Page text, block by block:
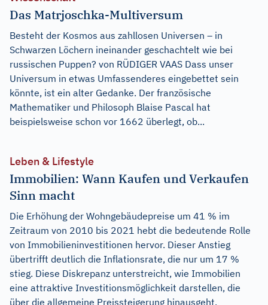
Das Matrjoschka-Multiversum
Besteht der Kosmos aus zahllosen Universen – in
Schwarzen Löchern ineinander geschachtelt wie bei
russischen Puppen? von RÜDIGER VAAS Dass unser
Universum in etwas Umfassenderes eingebettet sein
könnte, ist ein alter Gedanke. Der französische
Mathematiker und Philosoph Blaise Pascal hat
beispielsweise schon vor 1662 überlegt, ob...
Leben & Lifestyle
Immobilien: Wann Kaufen und Verkaufen
Sinn macht
Die Erhöhung der Wohngebäudepreise um 41 % im
Zeitraum von 2010 bis 2021 hebt die bedeutende Rolle
von Immobilieninvestitionen hervor. Dieser Anstieg
übertrifft deutlich die Inflationsrate, die nur um 17 %
stieg. Diese Diskrepanz unterstreicht, wie Immobilien
eine attraktive Investitionsmöglichkeit darstellen, die
über die allgemeine Preissteigerung hinausgeht.